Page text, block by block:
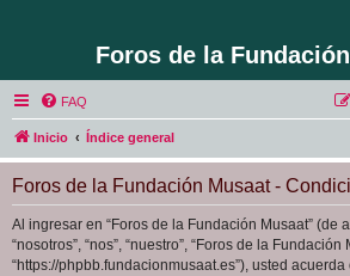
Foros de la
FAQ
Inicio Índice general
Foros de la Fundación Musaat -
Al ingresar en “Foros de la Fundación Musaat” (de
“nosotros”, “nos”, “nuestro”, “Foros de la Fundación
“https://phpbb.fundacionmusaat.es”), usted